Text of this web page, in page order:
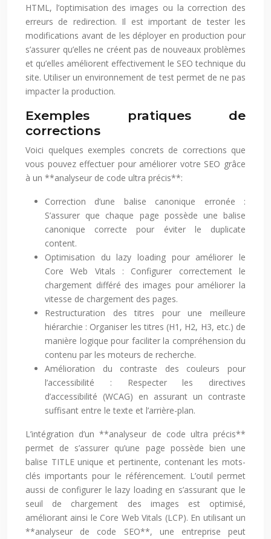
HTML, l’optimisation des images ou la correction des
erreurs de redirection. Il est important de tester les
modifications avant de les déployer en production pour
s’assurer qu’elles ne créent pas de nouveaux problèmes
et qu’elles améliorent effectivement le SEO technique du
site. Utiliser un environnement de test permet de ne pas
impacter la production.
Exemples pratiques de
corrections
Voici quelques exemples concrets de corrections que
vous pouvez effectuer pour améliorer votre SEO grâce
à un **analyseur de code ultra précis**:
Correction d’une balise canonique erronée :
S’assurer que chaque page possède une balise
canonique correcte pour éviter le duplicate
content.
Optimisation du lazy loading pour améliorer le
Core Web Vitals : Configurer correctement le
chargement différé des images pour améliorer la
vitesse de chargement des pages.
Restructuration des titres pour une meilleure
hiérarchie : Organiser les titres (H1, H2, H3, etc.) de
manière logique pour faciliter la compréhension du
contenu par les moteurs de recherche.
Amélioration du contraste des couleurs pour
l’accessibilité : Respecter les directives
d’accessibilité (WCAG) en assurant un contraste
suffisant entre le texte et l’arrière-plan.
L’intégration d’un **analyseur de code ultra précis**
permet de s’assurer qu’une page possède bien une
balise TITLE unique et pertinente, contenant les mots-
clés importants pour le référencement. L’outil permet
aussi de configurer le lazy loading en s’assurant que le
seuil de chargement des images est optimisé,
améliorant ainsi le Core Web Vitals (LCP). En utilisant un
**analyseur de code SEO**, une entreprise peut